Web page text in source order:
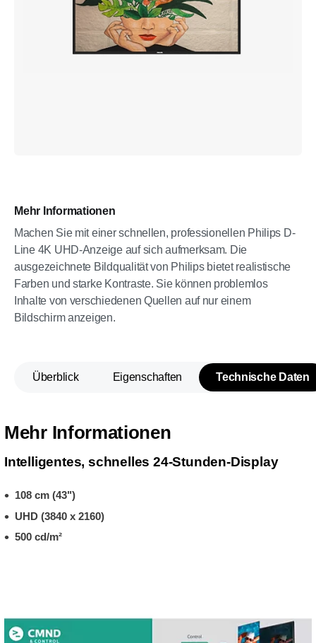
Mehr Informationen
Machen Sie mit einer schnellen, professionellen Philips D-
Line 4K UHD-Anzeige auf sich aufmerksam. Die
ausgezeichnete Bildqualität von Philips bietet realistische
Farben und starke Kontraste. Sie können problemlos
Inhalte von verschiedenen Quellen auf nur einem
Bildschirm anzeigen.
Überblick Eigenschaften Technische Daten
Mehr Informationen
Intelligentes, schnelles 24-Stunden-Display
108 cm (43")
UHD (3840 x 2160)
500 cd/m²